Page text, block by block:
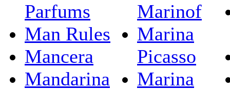
Parfums
Man Rules
Mancera
Mandarina
Marinof
Marina
Picasso
Marina